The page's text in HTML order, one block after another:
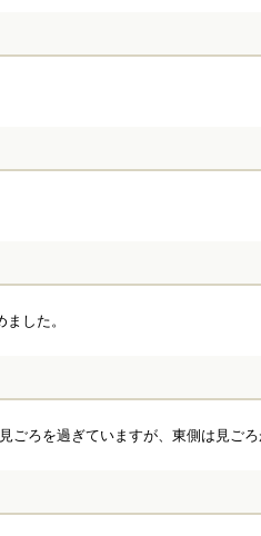
した。
ろを過ぎていますが、東側は見ご